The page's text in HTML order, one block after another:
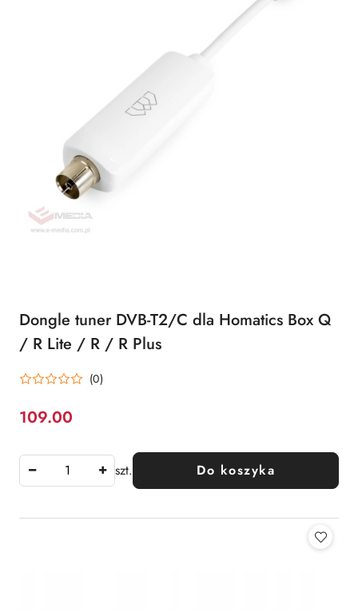
Dongle tuner DVB-T2/C dla Homatics Box Q
/ R Lite / R / R Plus
(0)
Cena:
109.00
szt. Do koszyka